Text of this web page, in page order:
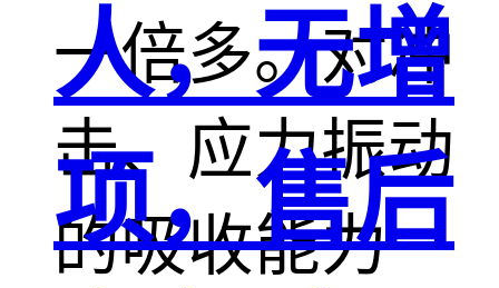
一倍多。对冲
击、应力振动
的吸收能力
人，无增
项，售后